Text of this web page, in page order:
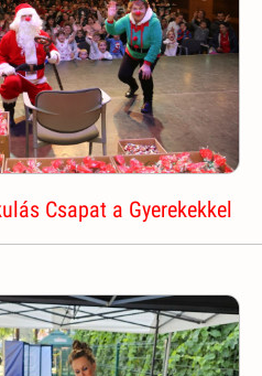
Csapat a Gyerekekkel